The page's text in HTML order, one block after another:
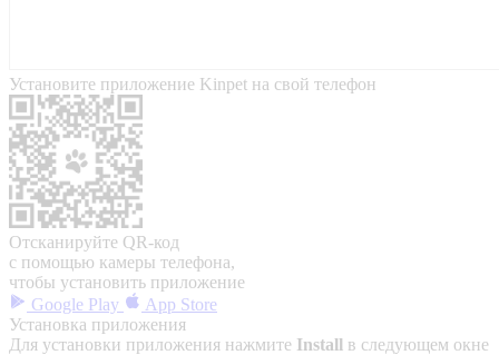
Установите приложение Kinpet на свой телефон
Отсканируйте QR-код
с помощью камеры телефона,
чтобы установить приложение
Google Play
App Store
Установка приложения
Для установки приложения нажмите Install в следующем окне